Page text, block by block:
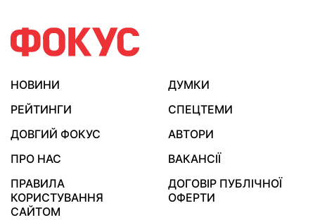
НОВИНИ
ДУМКИ
РЕЙТИНГИ
СПЕЦТЕМИ
ДОВГИЙ ФОКУС
АВТОРИ
ПРО НАС
ВАКАНСІЇ
ПРАВИЛА
КОРИСТУВАННЯ
САЙТОМ
ДОГОВІР ПУБЛІЧНОЇ
ОФЕРТИ